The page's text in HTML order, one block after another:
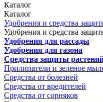
Каталог
Каталог
Удобрения и средства
Удобрения и средства
Удобрения для рассады
Удобрения для газона
Средства защиты
Прилипатели и зеленое
Средства от болезней
Средства от вредителей
Средства от сорняков